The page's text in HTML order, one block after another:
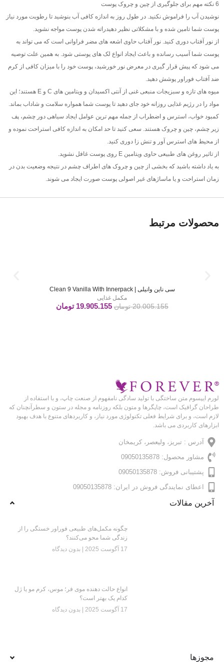
6 نکته مهم برای جلوگیری از چین و چروک پوست
نوشیدن آب را فراموش نکنید. در طول روز به اندازه کافی آب بنوشید تا رطوبت مورد نیاز
پوست شما تامین شده و با مشکلاتی نظیر دهیدراته شدن پوست مواجه نشوید.
از نور آفتاب دوری کنید. نور آفتاب حاوی اشعه های مضر فراوانی است که می تواند به
پوست شما آسیب رسانده و باعث ایجاد انواع لک های پوستی شود. به همین علت توصیه
می شود که پیش قرار گیری در معرض نور خورشید، پوست خود را با میزان کافی از کرم
ضد آفتاب فوراور پوشش دهید.
میوه های تازه و سبزیجات منبعی غنی از آنتی اکسیدان و ویتامین های C و E هستند؛ این
مواد را در رژیم غذایی روزانه خود جای دهید تا پوست شما همواره سلامت و شاداب بماند.
کمبود خواب، استرس و اضطراب از جمله مهم ترین عوامل ایجاد سیاهی دور چشم، پف
زیر چشم، چین و چروک هستند. سعی کنید تا حد امکان به اندازه کافی استراحت نموده و
از محیط های استرس آور و تنش زا دوری کنید.
از تاثیر روغن های طبیعی حاوی ویتامین E روی پوست غافل نشوید.
به یاد داشته باشید که بخشی از چین و چروک های اطراف چشم در نتیجه وضعیت بدن در
زمان استراحت و یا ماساژهای غیر اصولی پوست صورت ایجاد می شوند.
محصولات مرتبط
سی ناین وانیلی | Clean 9 Vanilla With Innerpack
مکمل غذایی
20.005.155 تومان 19.905.155 تومان
لورم ایپسوم متن ساختگی با تولید سادگی نامفهوم از صنعت چاپ، و با استفاده از
طراحان گرافیک است، چاپگرها و متون بلکه روزنامه و مجله در ستون و سطرآنچنان که
لازم است، و برای شرایط فعلی تکنولوژی مورد نیاز، و کاربردهای متنوع با هدف بهبود
ابزارهای کاربردی می باشد.
آدرس : تبریز، ولیعصر، کریمخان
مشاور محصول: 09050135878
پشتیبانی فروش: 09050135878
اعطای نمایندگی فروش در ایران: 09050135878
آخرین مقالات
چگونه مکمل‌های طبیعی فوراور خستگی را از
زندگی شما محو می‌کنند؟
17 آگوست 2025
بدون دیدگاه
انواع حالت دهنده موی فر؛ موس، کرم مو یا ژل
کدام یک بهتر است؟
17 آگوست 2025
بدون دیدگاه
مجوزها